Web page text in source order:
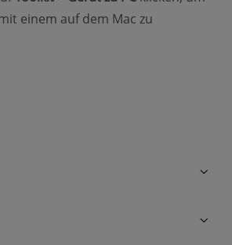
einem auf dem Mac zu